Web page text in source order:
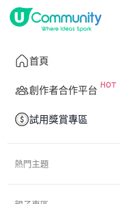
首頁
創作者合作平台
試用獎賞專區
熱門主題